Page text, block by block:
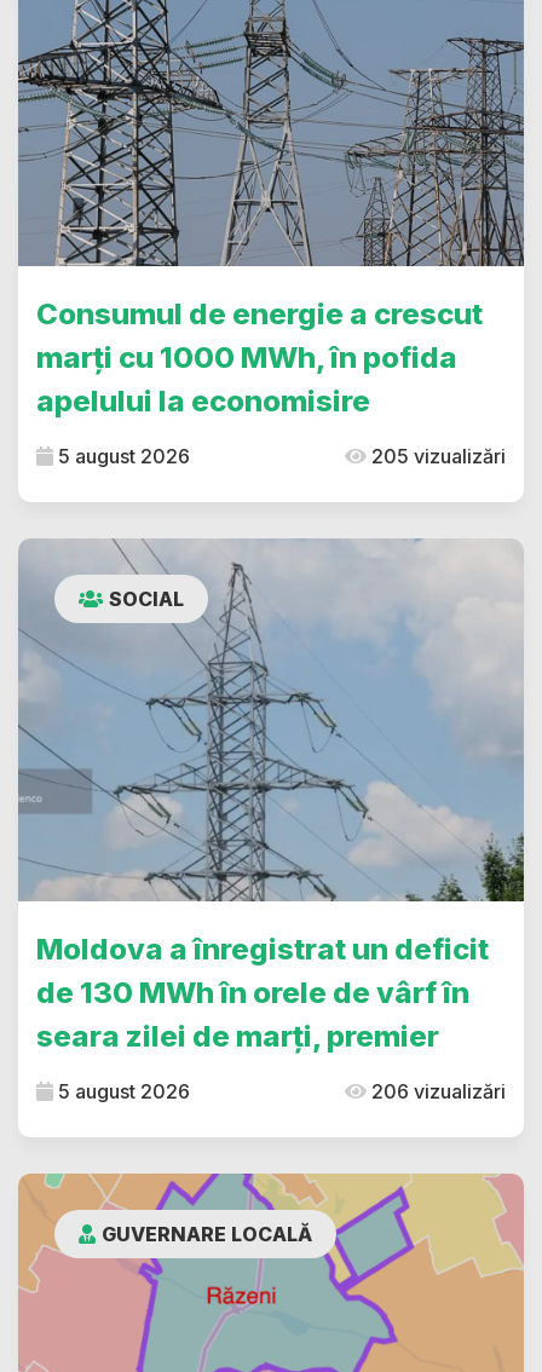
Consumul de energie a crescut
marți cu 1000 MWh, în pofida
apelului la economisire
5 august 2026 205 vizualizări
SOCIAL
Moldova a înregistrat un deficit
de 130 MWh în orele de vârf în
seara zilei de marți, premier
5 august 2026 206 vizualizări
GUVERNARE LOCALĂ